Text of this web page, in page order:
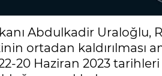
Abdulkadir Uraloğlu,
ortadan kaldırılması
20 Haziran 2023 tarihleri